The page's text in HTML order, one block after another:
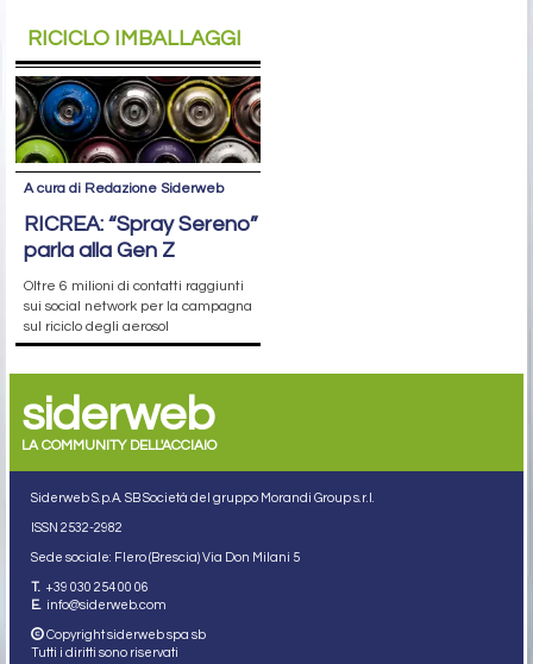
RICICLO IMBALLAGGI
A cura di Redazione Siderweb
RICREA: “Spray Sereno”
parla alla Gen Z
Oltre 6 milioni di contatti raggiunti
sui social network per la campagna
sul riciclo degli aerosol
siderweb
LA COMMUNITY DELL'ACCIAIO
Siderweb S.p.A. SB Società del gruppo Morandi Group s.r.l.
ISSN 2532-2982
Sede sociale: Flero (Brescia) Via Don Milani 5
T. +39 030 254 00 06
E. info@siderweb.com
Copyright siderweb spa sb
Tutti i diritti sono riservati